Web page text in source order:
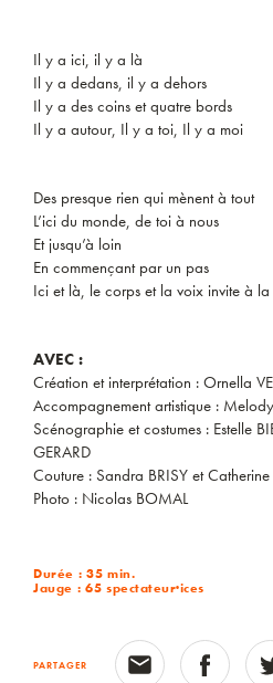
Il y a ici, il y a là
Il y a dedans, il y a dehors
Il y a des coins et quatre bords
Il y a autour, Il y a toi, Il y a moi
Des presque rien qui mènent à tout
L’ici du monde, de toi à nous
Et jusqu’à loin
En commençant par un pas
Ici et là, le corps et la voix invite à la
AVEC :
Création et interprétation : Ornella
Accompagnement artistique :
Scénographie et costumes : Estelle
GERARD
Couture : Sandra BRISY et
Photo : Nicolas BOMAL
Durée : 35 min.
Jauge : 65 spectateur·ices
PARTAGER